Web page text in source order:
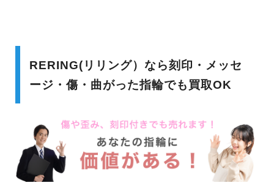
RERING(リリング）なら刻印・メッセ
ージ・傷・曲がった指輪でも買取OK